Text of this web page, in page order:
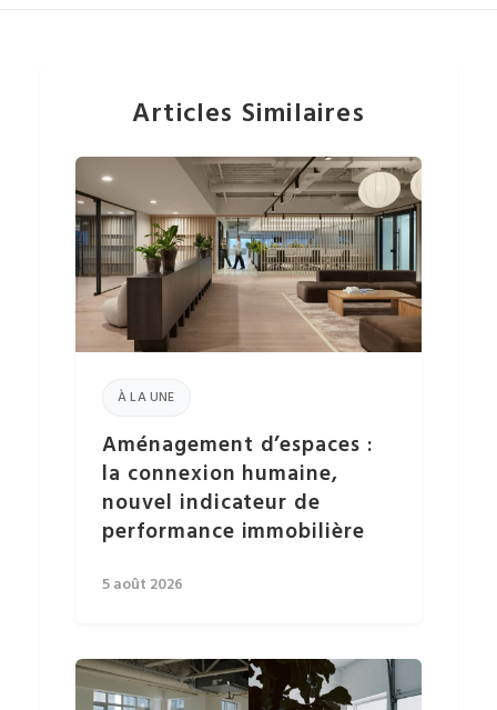
Articles Similaires
À LA UNE
Aménagement d’espaces :
la connexion humaine,
nouvel indicateur de
performance immobilière
5 août 2026